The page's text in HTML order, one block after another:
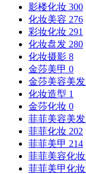
影楼化妆 300
化妆美容 276
彩妆化妆 291
化妆盘发 280
化妆摄影 8
金莎美甲 0
金莎美容美发
化妆造型 1
金莎化妆 0
菲菲美容美发
菲菲化妆 202
菲菲美甲 214
菲菲美容化妆
菲菲美甲化妆